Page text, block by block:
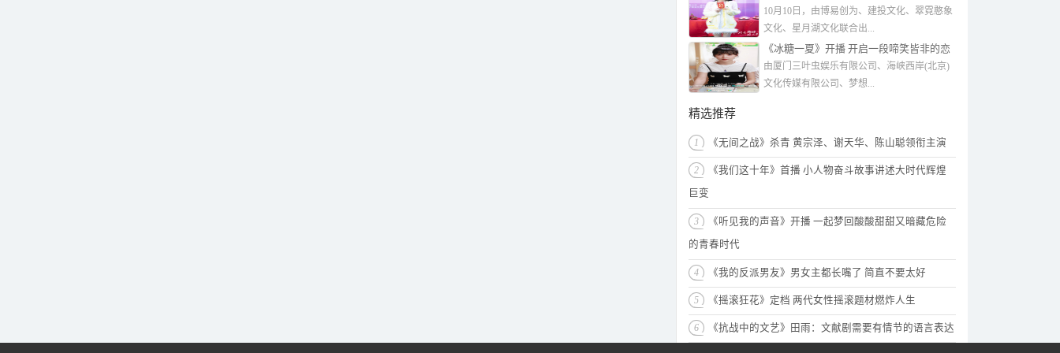
妻火葬场”
10月10日，由博易创为、建投文化、翠霓憨象
文化、星月湖文化联合出...
《冰糖一夏》开播 开启一段啼笑皆非的恋
爱之旅
由厦门三叶虫娱乐有限公司、海峡西岸(北京)
文化传媒有限公司、梦想...
精选推荐
1 《无间之战》杀青 黄宗泽、谢天华、陈山聪领衔主演
2 《我们这十年》首播 小人物奋斗故事讲述大时代辉煌
巨变
3 《听见我的声音》开播 一起梦回酸酸甜甜又暗藏危险
的青春时代
4 《我的反派男友》男女主都长嘴了 简直不要太好
5 《摇滚狂花》定档 两代女性摇滚题材燃炸人生
6 《抗战中的文艺》田雨：文献剧需要有情节的语言表达